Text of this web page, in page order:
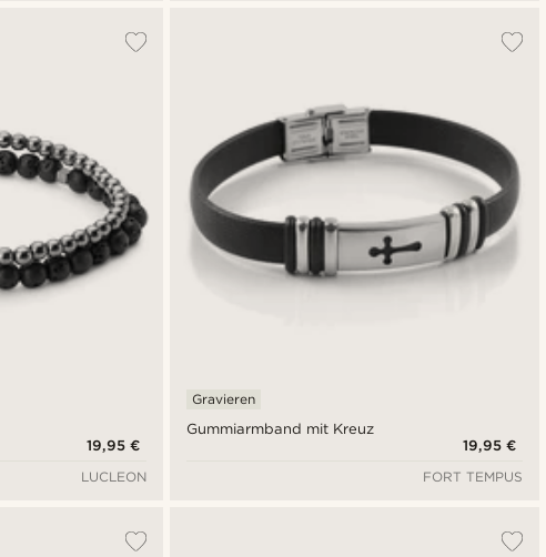
19,95 €
LUCLEON
Gummiarmband mit Kreuz
Gravieren
19,95 €
FORT TEMPUS